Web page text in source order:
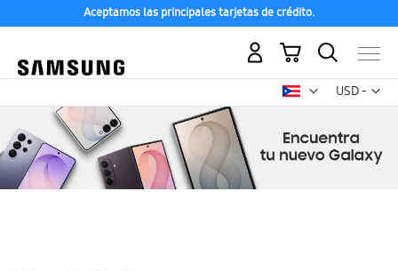
Aceptamos las principales tarjetas de crédito.
USD -
dólar
Mi carrito